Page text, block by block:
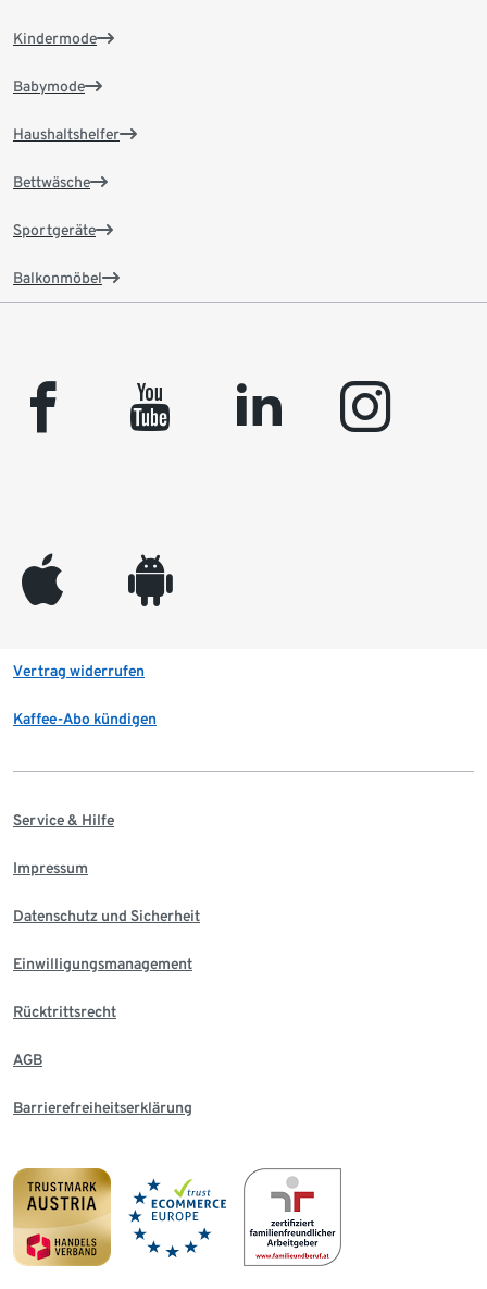
Kindermode
Babymode
Haushaltshelfer
Bettwäsche
Sportgeräte
Balkonmöbel
facebook youtube linkedin instagram
appleinc android
Vertrag widerrufen
Kaffee-Abo kündigen
Service & Hilfe
Impressum
Datenschutz und Sicherheit
Einwilligungsmanagement
Rücktrittsrecht
AGB
Barrierefreiheitserklärung